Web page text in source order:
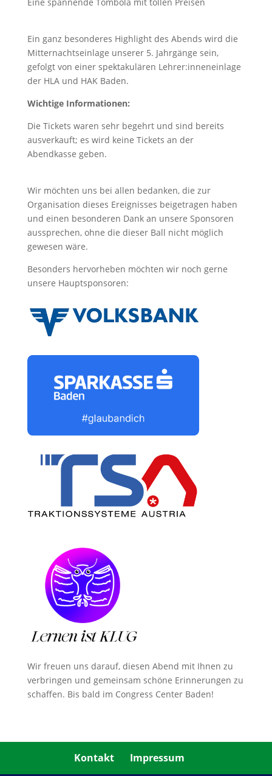
Eine spannende Tombola mit tollen Preisen
Ein ganz besonderes Highlight des Abends wird die
Mitternachtseinlage unserer 5. Jahrgänge sein,
gefolgt von einer spektakulären Lehrer:inneneinlage
der HLA und HAK Baden.
Wichtige Informationen:
Die Tickets waren sehr begehrt und sind bereits
ausverkauft; es wird keine Tickets an der
Abendkasse geben.
Wir möchten uns bei allen bedanken, die zur
Organisation dieses Ereignisses beigetragen haben
und einen besonderen Dank an unsere Sponsoren
aussprechen, ohne die dieser Ball nicht möglich
gewesen wäre.
Besonders hervorheben möchten wir noch gerne
unsere Hauptsponsoren:
Wir freuen uns darauf, diesen Abend mit Ihnen zu
verbringen und gemeinsam schöne Erinnerungen zu
schaffen. Bis bald im Congress Center Baden!
Kontakt Impressum